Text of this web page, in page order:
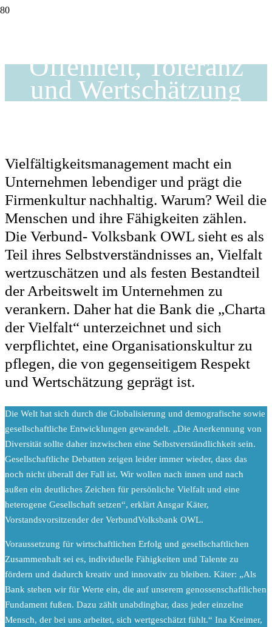
Offenheit, Toleranz
und Wertschätzung
Vielfältigkeitsmanagement macht ein
Unternehmen lebendiger und prägt die
Firmenkultur nachhaltig. Warum? Weil die
Menschen und ihre Fähigkeiten zählen.
Die Verbund- Volksbank OWL sieht es als
Teil ihres Selbstverständnisses an, Vielfalt
wertzuschätzen und als festen Bestandteil
der Arbeitswelt im Unternehmen zu
verankern. Daher hat die Bank die „Charta
der Vielfalt“ unterzeichnet und sich
verpflichtet, eine Organisationskultur zu
pflegen, die von gegenseitigem Respekt
und Wertschätzung geprägt ist.
Die Welt hat sich durch die Globalisierung und demografische sowie
gesellschaftliche Entwicklungen gewandelt. „Die Anerkennung von
Diversität sollte daher inzwischen eine Selbstverständlichkeit sein.
Gesellschaftliche Debatten zeigen leider immer wieder, dass das
noch nicht überall der Fall ist. Wir wollen nach innen und nach
außen ein deutliches Zeichen für persönliche Vielfalt und eine
heterogene Gesellschaft setzen“, erklärt Ansgar Käter,
Vorstandsvorsitzender der VerbundVolksbank OWL.
Voraussetzung für wirtschaftlichen Erfolg und gesellschaftlichen
Zusammenhalt sei es, individuelle Fähigkeiten und Talente zu
fördern und dadurch kreativ und innovativ zu bleiben. Käter: „Als
Bank stehen wir für Werte ein, die auf unserem genossenschaftlichen
Fundament fußen. Dazu zählt unabdingbar, dass jeder einzelne
Mensch, der bei uns arbeitet, sich wertgeschätzt fühlt.“ Ina Kreimer,